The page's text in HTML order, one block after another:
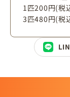
1匹200円(税
3匹480円(税